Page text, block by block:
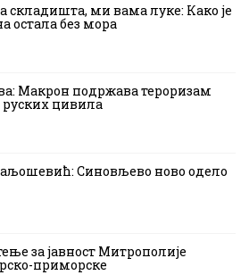
складишта, ми вама луке: Како је
остала без мора
Макрон подржава тероризам
руских цивила
Синовљево ново одело
за јавност Митрополије
приморске